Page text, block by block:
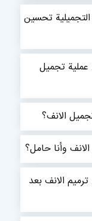
تحسين
عملية تجميل
الانف بعد